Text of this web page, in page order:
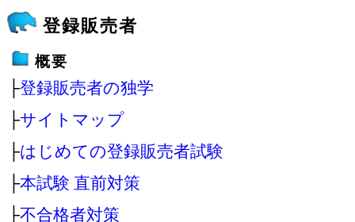
登録販売者
概要
├登録販売者の独学
├サイトマップ
├はじめての登録販売者試験
├本試験 直前対策
├不合格者対策